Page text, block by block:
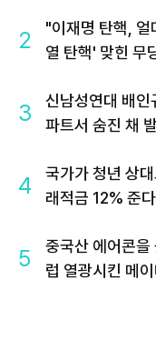
2
"이재명 탄핵, 얼
열 탄핵' 맞힌 무
3
신남성연대 배
파트서 숨진 채
4
국가가 청년 상
래적금 12% 준
5
중국산 에어콘
럽 열광시킨 메이